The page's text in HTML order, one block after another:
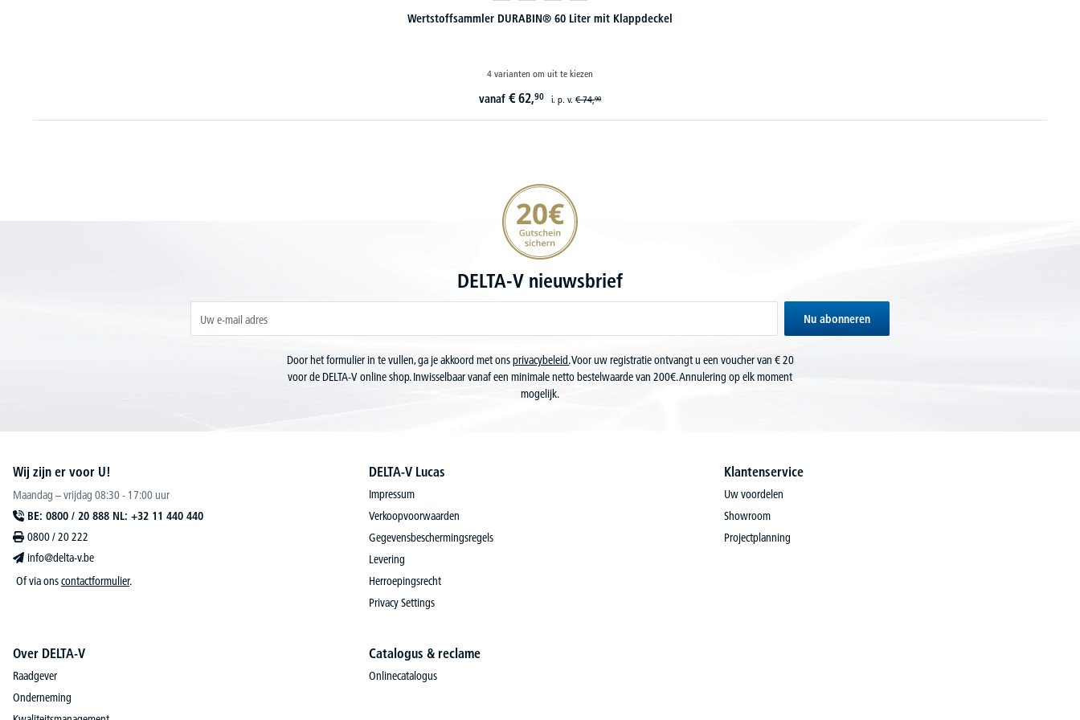
Pedaalafvalemmer
16 varianten om uit te kiezen
vanaf € 39,90 i. p. v. € 52,90
20€ korting verzekeren
DELTA-V nieuwsbrief
Nu abonneren
Door het formulier in te vullen, ga je akkoord met onsprivacybeleid.Voor uw registratie ontvangt u een voucher van € 20
voor de DELTA-V online shop. Inwisselbaar vanaf een minimale netto bestelwaarde van 200€. Annulering op elk moment
mogelijk.
Wij zijn er voor U!
Maandag – vrijdag 08:30 - 17:00 uur
BE: 0800 / 20 888 NL: +32 11 440 440
0800 / 20 222
info@delta-v.be
Of via onscontactformulier.
DELTA-V Lucas
Impressum
Verkoopvoorwaarden
Gegevensbeschermingsregels
Levering
Herroepingsrecht
Privacy Settings
Klantenservice
Uw voordelen
Showroom
Projectplanning
Over DELTA-V
Raadgever
Onderneming
Catalogus & reclame
Onlinecatalogus